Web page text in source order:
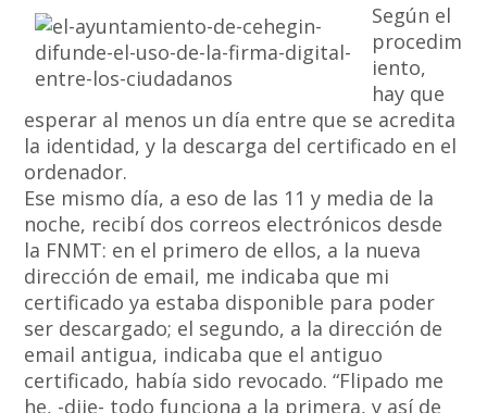
Según el
procedim
iento,
hay que
esperar al menos un día entre que se acredita
la identidad, y la descarga del certificado en el
ordenador.
Ese mismo día, a eso de las 11 y media de la
noche, recibí dos correos electrónicos desde
la FNMT: en el primero de ellos, a la nueva
dirección de email, me indicaba que mi
certificado ya estaba disponible para poder
ser descargado; el segundo, a la dirección de
email antigua, indicaba que el antiguo
certificado, había sido revocado. “Flipado me
he, -dije- todo funciona a la primera, y así de